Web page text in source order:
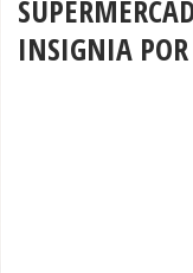
INSIGNIA